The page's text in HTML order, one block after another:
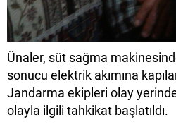
Ünaler, süt sağma
sonucu elektrik akımına
Jandarma ekipleri olay
olayla ilgili tahkikat başlatıldı.